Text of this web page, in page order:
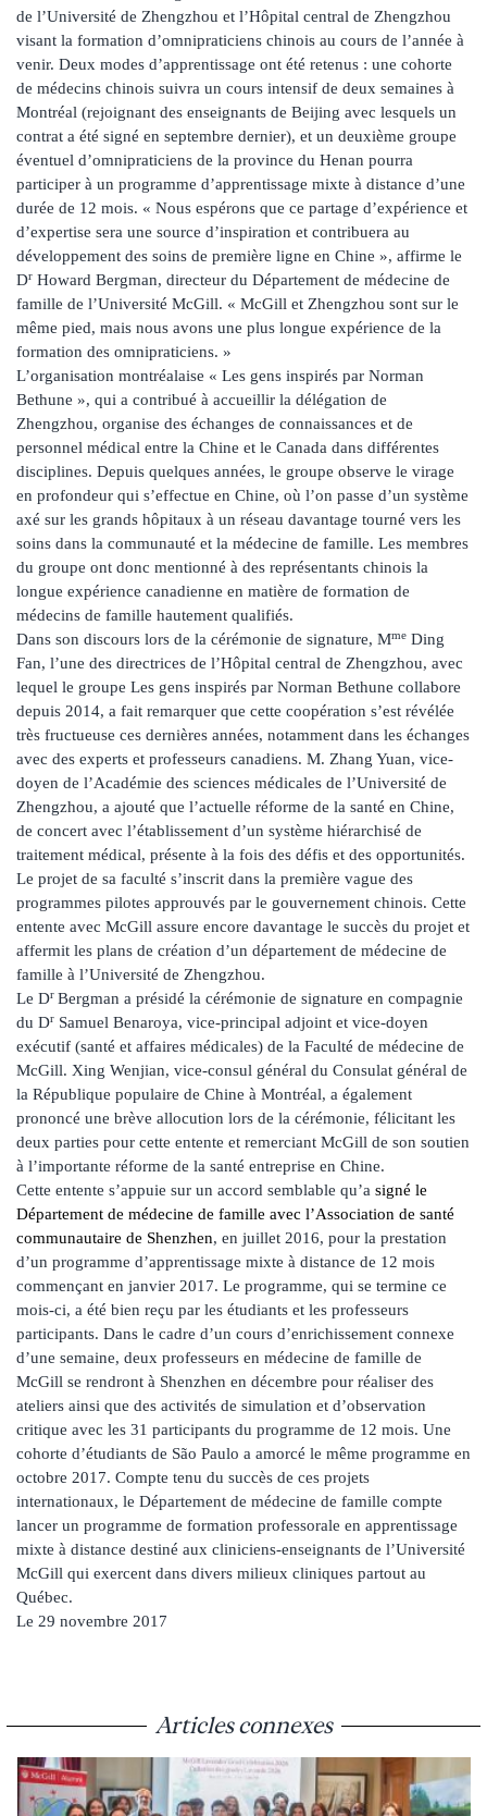
de l’Université de Zhengzhou et l’Hôpital central de Zhengzhou
visant la formation d’omnipraticiens chinois au cours de l’année à
venir. Deux modes d’apprentissage ont été retenus : une cohorte
de médecins chinois suivra un cours intensif de deux semaines à
Montréal (rejoignant des enseignants de Beijing avec lesquels un
contrat a été signé en septembre dernier), et un deuxième groupe
éventuel d’omnipraticiens de la province du Henan pourra
participer à un programme d’apprentissage mixte à distance d’une
durée de 12 mois. « Nous espérons que ce partage d’expérience et
d’expertise sera une source d’inspiration et contribuera au
développement des soins de première ligne en Chine », affirme le
Dr Howard Bergman, directeur du Département de médecine de
famille de l’Université McGill. « McGill et Zhengzhou sont sur le
même pied, mais nous avons une plus longue expérience de la
formation des omnipraticiens. »
L’organisation montréalaise « Les gens inspirés par Norman
Bethune », qui a contribué à accueillir la délégation de
Zhengzhou, organise des échanges de connaissances et de
personnel médical entre la Chine et le Canada dans différentes
disciplines. Depuis quelques années, le groupe observe le virage
en profondeur qui s’effectue en Chine, où l’on passe d’un système
axé sur les grands hôpitaux à un réseau davantage tourné vers les
soins dans la communauté et la médecine de famille. Les membres
du groupe ont donc mentionné à des représentants chinois la
longue expérience canadienne en matière de formation de
médecins de famille hautement qualifiés.
Dans son discours lors de la cérémonie de signature, Mme Ding
Fan, l’une des directrices de l’Hôpital central de Zhengzhou, avec
lequel le groupe Les gens inspirés par Norman Bethune collabore
depuis 2014, a fait remarquer que cette coopération s’est révélée
très fructueuse ces dernières années, notamment dans les échanges
avec des experts et professeurs canadiens. M. Zhang Yuan, vice-
doyen de l’Académie des sciences médicales de l’Université de
Zhengzhou, a ajouté que l’actuelle réforme de la santé en Chine,
de concert avec l’établissement d’un système hiérarchisé de
traitement médical, présente à la fois des défis et des opportunités.
Le projet de sa faculté s’inscrit dans la première vague des
programmes pilotes approuvés par le gouvernement chinois. Cette
entente avec McGill assure encore davantage le succès du projet et
affermit les plans de création d’un département de médecine de
famille à l’Université de Zhengzhou.
Le Dr Bergman a présidé la cérémonie de signature en compagnie
du Dr Samuel Benaroya, vice-principal adjoint et vice-doyen
exécutif (santé et affaires médicales) de la Faculté de médecine de
McGill. Xing Wenjian, vice-consul général du Consulat général de
la République populaire de Chine à Montréal, a également
prononcé une brève allocution lors de la cérémonie, félicitant les
deux parties pour cette entente et remerciant McGill de son soutien
à l’importante réforme de la santé entreprise en Chine.
Cette entente s’appuie sur un accord semblable qu’a signé le
Département de médecine de famille avec l’Association de santé
communautaire de Shenzhen, en juillet 2016, pour la prestation
d’un programme d’apprentissage mixte à distance de 12 mois
commençant en janvier 2017. Le programme, qui se termine ce
mois-ci, a été bien reçu par les étudiants et les professeurs
participants. Dans le cadre d’un cours d’enrichissement connexe
d’une semaine, deux professeurs en médecine de famille de
McGill se rendront à Shenzhen en décembre pour réaliser des
ateliers ainsi que des activités de simulation et d’observation
critique avec les 31 participants du programme de 12 mois. Une
cohorte d’étudiants de São Paulo a amorcé le même programme en
octobre 2017. Compte tenu du succès de ces projets
internationaux, le Département de médecine de famille compte
lancer un programme de formation professorale en apprentissage
mixte à distance destiné aux cliniciens-enseignants de l’Université
McGill qui exercent dans divers milieux cliniques partout au
Québec.
Le 29 novembre 2017
Articles connexes